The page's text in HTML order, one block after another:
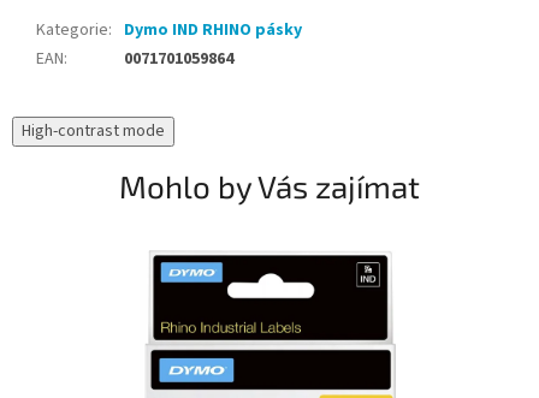
Kategorie: Dymo IND RHINO pásky
EAN: 0071701059864
High-contrast mode
Mohlo by Vás zajímat